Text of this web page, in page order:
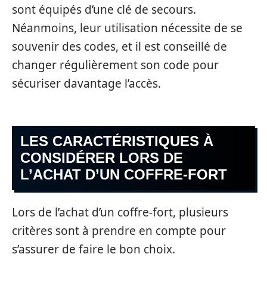
sont équipés d’une clé de secours.
Néanmoins, leur utilisation nécessite de se
souvenir des codes, et il est conseillé de
changer régulièrement son code pour
sécuriser davantage l’accès.
LES CARACTÉRISTIQUES À
CONSIDÉRER LORS DE
L’ACHAT D’UN COFFRE-FORT
Lors de l’achat d’un coffre-fort, plusieurs
critères sont à prendre en compte pour
s’assurer de faire le bon choix.